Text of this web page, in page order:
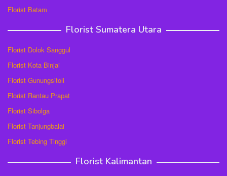
Florist Batam
Florist Sumatera Utara
Florist Dolok Sanggul
Florist Kota Binjai
Florist Gunungsitoli
Florist Rantau Prapat
Florist Sibolga
Florist Tanjungbalai
Florist Tebing Tinggi
Florist Kalimantan